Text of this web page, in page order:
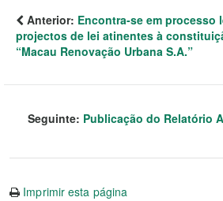
Anterior: Encontra-se em
projectos de lei atinentes à
“Macau Renovação Urbana S.A.”
Seguinte: Publicação do Relatório
Imprimir esta página